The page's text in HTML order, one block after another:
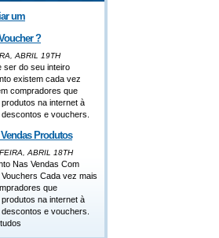
um
?
ABRIL 19TH
ser do seu inteiro
existem cada vez
compradores que
na internet à
e vouchers.
Produtos
ABRIL 18TH
Nas Vendas Com
Cada vez mais
que
na internet à
e vouchers.